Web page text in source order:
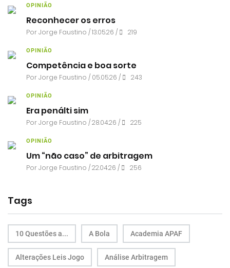
OPINIÃO
Reconhecer os erros
PorJorge Faustino / 13.05.26 / 219
OPINIÃO
Competência e boa sorte
PorJorge Faustino / 05.05.26 / 243
OPINIÃO
Era penálti sim
PorJorge Faustino / 28.04.26 / 225
OPINIÃO
Um “não caso” de arbitragem
PorJorge Faustino / 22.04.26 / 256
Tags
10 Questões a... A Bola Academia APAF
Alterações Leis Jogo Análise Arbitragem